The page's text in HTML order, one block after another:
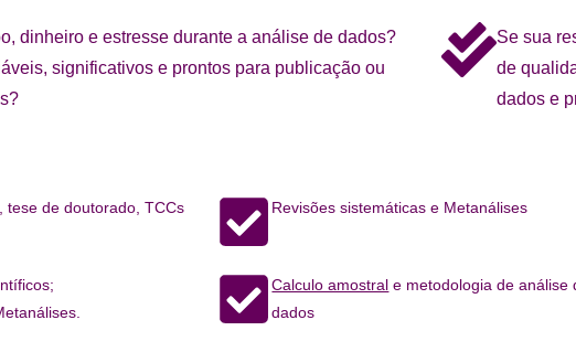
dinheiro e estresse durante a análise de dados?
significativos e prontos para publicação ou
Se sua
de
dados e
tese de doutorado, TCCs
Revisões sistemáticas e Metanálises
Calculo amostral e metodologia de análise
dados